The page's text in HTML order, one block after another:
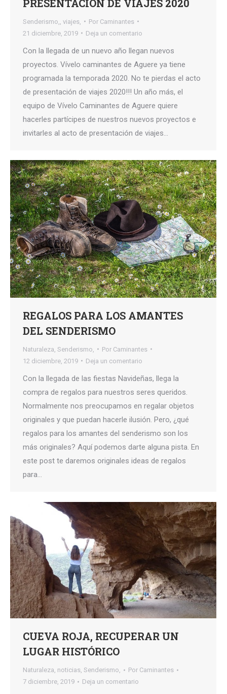
PRESENTACIÓN DE VIAJES 2020
Senderismo, viajes, Por Caminantes
21 diciembre, 2019
Deja un comentario
Con la llegada de un nuevo año llegan nuevos
proyectos. Vívelo caminantes de Aguere ya tiene
programada la temporada 2020. No te pierdas el acto
de presentación de viajes 2020!!! Un año más, el
equipo de Vívelo Caminantes de Aguere quiere
hacerles partícipes de nuestros nuevos proyectos e
invitarles al acto de presentación de viajes…
REGALOS PARA LOS AMANTES
DEL SENDERISMO
Naturaleza Senderismo, Por Caminantes
12 diciembre, 2019
Deja un comentario
Con la llegada de las fiestas Navideñas, llega la
compra de regalos para nuestros seres queridos.
Normalmente nos preocupamos en regalar objetos
originales y que puedan hacerle ilusión. Pero, ¿qué
regalos para los amantes del senderismo son los
más originales? Aquí podemos darte alguna pista. En
este post te daremos originales ideas de regalos
para…
CUEVA ROJA, RECUPERAR UN
LUGAR HISTÓRICO
Naturaleza, noticias, Senderismo, Por Caminantes
7 diciembre, 2019
Deja un comentario